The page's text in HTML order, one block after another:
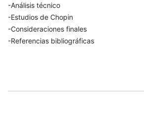
-Análisis técnico
-Estudios de Chopin
-Consideraciones finales
-Referencias bibliográficas